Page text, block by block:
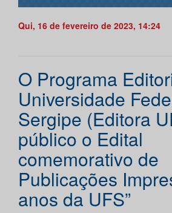
Qui, 16 de fevereiro de 2023, 14:24
O Programa
Universidade
Sergipe (Editora
público o Edital
comemorativo de
Publicações
anos da UFS”